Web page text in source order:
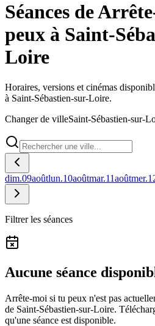
Séances de
peux à Saint-
Loire
Horaires, versions et cinémas
à Saint-Sébastien-sur-Loire.
Changer de villeSaint-Sébastien-sur-
dim.09aoûtlun.10aoûtmar.11aoûtmer.
Filtrer les séances
Aucune séance
Arrête-moi si tu peux n'est pas
de Saint-Sébastien-sur-Loire.
qu'une séance est disponible.